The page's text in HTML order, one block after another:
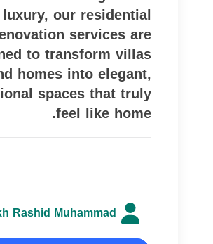
luxury, our residential
services are
to transform villas
homes into elegant,
spaces that truly
feel like home.
Rashid Muhammad